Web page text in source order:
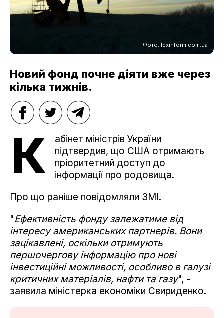
Фото: lexinform.com.ua
Новий фонд почне діяти вже через
кілька тижнів.
К
абінет міністрів України
підтвердив, що США отримають
пріоритетний доступ до
інформації про родовища.
Про що раніше повідомляли ЗМІ.
"Ефективність фонду залежатиме від
інтересу американських партнерів. Вони
зацікавлені, оскільки отримують
першочергову інформацію про нові
інвестиційні можливості, особливо в галузі
критичних матеріалів, нафти та газу", -
заявила міністерка економіки Свириденко.